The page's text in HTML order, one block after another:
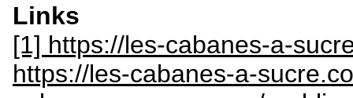
Links
[1] https://les-cabanes-a-
https://les-cabanes-a-